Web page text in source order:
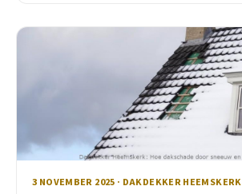
3 NOVEMBER 2025 · DAKDEKKER HEEMSKERK